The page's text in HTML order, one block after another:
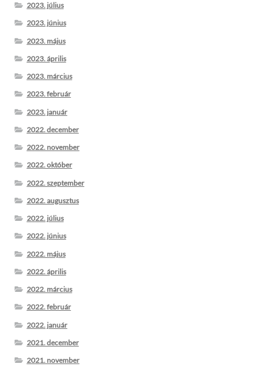
2023. július
2023. június
2023. május
2023. április
2023. március
2023. február
2023. január
2022. december
2022. november
2022. október
2022. szeptember
2022. augusztus
2022. július
2022. június
2022. május
2022. április
2022. március
2022. február
2022. január
2021. december
2021. november